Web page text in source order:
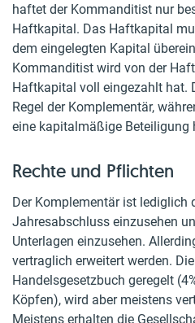
haftet der Kommanditist nur
Haftkapital. Das Haftkapital
dem eingelegten Kapital
Kommanditist wird von der
Haftkapital voll eingezahlt hat.
Regel der Komplementär,
eine kapitalmäßige Beteiligung
Rechte und Pflichten
Der Komplementär ist lediglich
Jahresabschluss einzusehen
Unterlagen einzusehen.
vertraglich erweitert werden.
Handelsgesetzbuch geregelt
Köpfen), wird aber meistens
Meistens erhalten die